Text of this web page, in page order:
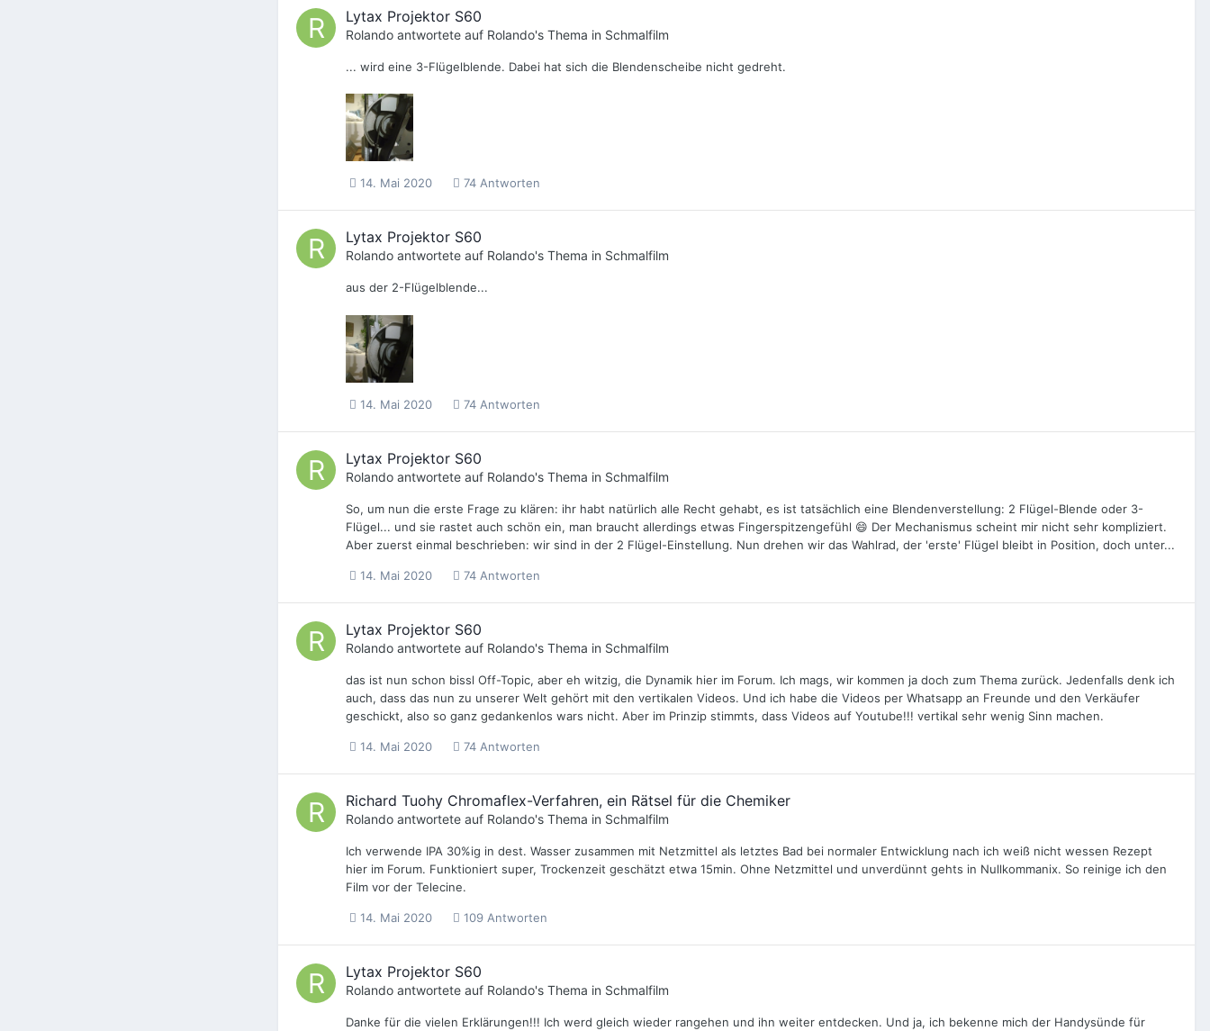
Lytax Projektor S60
Rolando antwortete auf Rolando's Thema in Schmalfilm
... wird eine 3-Flügelblende. Dabei hat sich die Blendenscheibe nicht gedreht.
14. Mai 2020 74 Antworten
Lytax Projektor S60
Rolando antwortete auf Rolando's Thema in Schmalfilm
aus der 2-Flügelblende...
14. Mai 2020 74 Antworten
Lytax Projektor S60
Rolando antwortete auf Rolando's Thema in Schmalfilm
So, um nun die erste Frage zu klären: ihr habt natürlich alle Recht gehabt, es ist tatsächlich eine Blendenverstellung: 2 Flügel-Blende oder 3-
Flügel... und sie rastet auch schön ein, man braucht allerdings etwas Fingerspitzengefühl 😄 Der Mechanismus scheint mir nicht sehr kompliziert.
Aber zuerst einmal beschrieben: wir sind in der 2 Flügel-Einstellung. Nun drehen wir das Wahlrad, der 'erste' Flügel bleibt in Position, doch unter...
14. Mai 2020 74 Antworten
Lytax Projektor S60
Rolando antwortete auf Rolando's Thema in Schmalfilm
das ist nun schon bissl Off-Topic, aber eh witzig, die Dynamik hier im Forum. Ich mags, wir kommen ja doch zum Thema zurück. Jedenfalls denk ich
auch, dass das nun zu unserer Welt gehört mit den vertikalen Videos. Und ich habe die Videos per Whatsapp an Freunde und den Verkäufer
geschickt, also so ganz gedankenlos wars nicht. Aber im Prinzip stimmts, dass Videos auf Youtube!!! vertikal sehr wenig Sinn machen.
14. Mai 2020 74 Antworten
Richard Tuohy Chromaflex-Verfahren, ein Rätsel für die Chemiker
Rolando antwortete auf Rolando's Thema in Schmalfilm
Ich verwende IPA 30%ig in dest. Wasser zusammen mit Netzmittel als letztes Bad bei normaler Entwicklung nach ich weiß nicht wessen Rezept
hier im Forum. Funktioniert super, Trockenzeit geschätzt etwa 15min. Ohne Netzmittel und unverdünnt gehts in Nullkommanix. So reinige ich den
Film vor der Telecine.
14. Mai 2020 109 Antworten
Lytax Projektor S60
Rolando antwortete auf Rolando's Thema in Schmalfilm
Danke für die vielen Erklärungen!!! Ich werd gleich wieder rangehen und ihn weiter entdecken. Und ja, ich bekenne mich der Handysünde für